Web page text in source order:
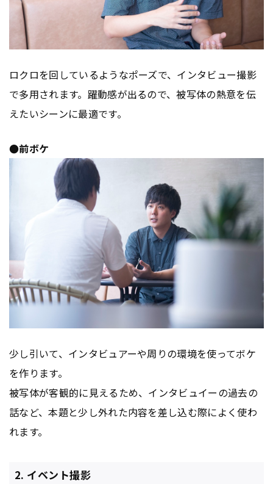
ロクロを回しているようなポーズで、インタビュー撮影
で多用されます。躍動感が出るので、被写体の熱意を伝
えたいシーンに最適です。
●前ボケ
少し引いて、インタビュアーや周りの環境を使ってボケ
を作ります。
被写体が客観的に見えるため、インタビュイーの過去の
話など、本題と少し外れた内容を差し込む際によく使わ
れます。
2. イベント撮影